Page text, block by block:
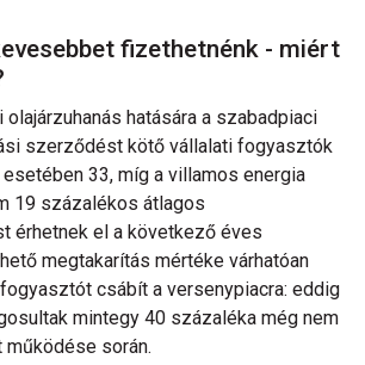
fizethetnénk - miért
hatására a szabadpiaci
szerződést kötő vállalati fogyasztók
33, míg a villamos energia
19 százalékos átlagos
érhetnek el a következő éves
megtakarítás mértéke várhatóan
csábít a versenypiacra: eddig
mintegy 40 százaléka még nem
során.